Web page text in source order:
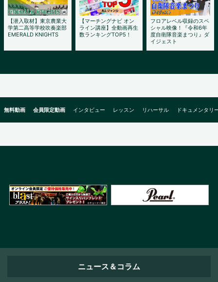
【潜入取材】東京農業大
学第二高等学校吹奏楽部
EMERALD KNIGHTS
【マーチングナビ オン
ライン講座】全動画再生
数ランキングTOP5！
フロアレベル収録のスペ
シャル映像！『令和6年
度自衛隊音楽まつり』ダ
イジェスト
無料動画 会員限定動画 インタビュー レッスン リハーサル ドキュメンタリ
ニュース＆コラム